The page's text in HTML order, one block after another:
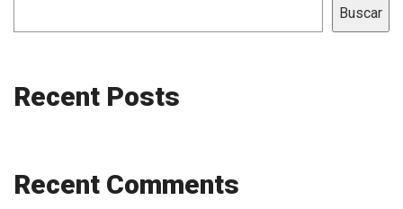
Buscar
Recent Posts
Recent Comments